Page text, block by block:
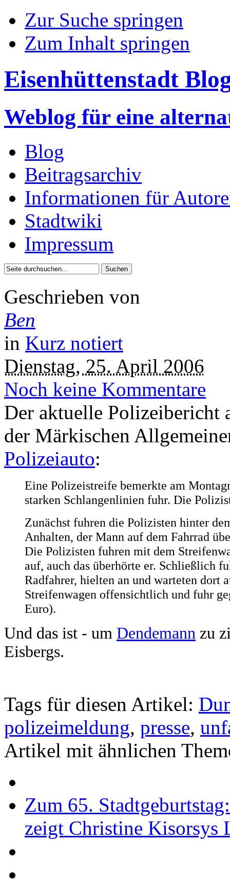
Zur Suche springen
Zum Inhalt springen
Eisenhüttenstadt
Weblog für eine
Blog
Beitragsarchiv
Informationen für
Stadtwiki
Impressum
Geschrieben von
Ben
in Kurz notiert
Dienstag, 25. April 2006
Noch keine Kommentare
Der aktuelle Polizeibericht
der Märkischen
Polizeiauto:
Eine Polizeistreife bemerkte am
starken Schlangenlinien fuhr. Die
Zunächst fuhren die Polizisten hinter
Anhalten, der Mann auf dem Fahrrad
Die Polizisten fuhren mit dem
auf, auch das überhörte er. Schließlich
Radfahrer, hielten an und warteten dort
Streifenwagen offensichtlich und fuhr
Euro).
Und das ist - um Dendemann zu
Eisbergs.
Tags für diesen Artikel:
polizeimeldung, presse,
Artikel mit ähnlichen
Zum 65.
zeigt Christine Kisorsys